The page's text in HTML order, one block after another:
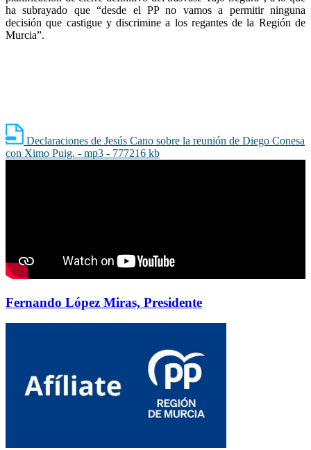
ha subrayado que “desde el PP no vamos a permitir ninguna
decisión que castigue y discrimine a los regantes de la Región de
Murcia”.
Declaraciones de Jesús Cano sobre la reunión de Diego Conesa
con Ximo Puig. - mp3 - 777216 kb
Fernando López Miras, Presidente